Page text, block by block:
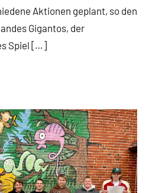
Aktionen geplant, so den
Gigantos, der
Spiel […]